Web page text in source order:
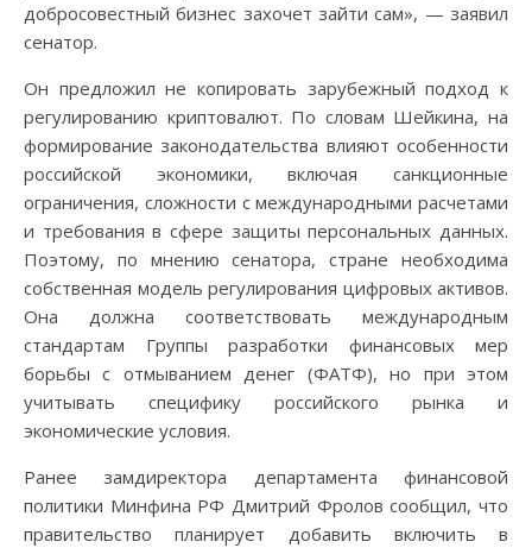
добросовестный бизнес захочет зайти сам», — заявил
сенатор.
Он предложил не копировать зарубежный подход к
регулированию криптовалют. По словам Шейкина, на
формирование законодательства влияют особенности
российской экономики, включая санкционные
ограничения, сложности с международными расчетами
и требования в сфере защиты персональных данных.
Поэтому, по мнению сенатора, стране необходима
собственная модель регулирования цифровых активов.
Она должна соответствовать международным
стандартам Группы разработки финансовых мер
борьбы с отмыванием денег (ФАТФ), но при этом
учитывать специфику российского рынка и
экономические условия.
Ранее замдиректора департамента финансовой
политики Минфина РФ Дмитрий Фролов сообщил, что
правительство планирует добавить включить в